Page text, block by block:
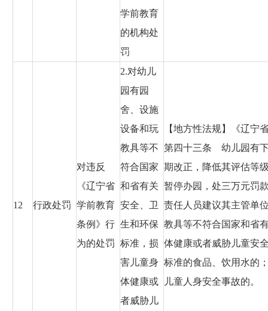
学前教育
的机构处
罚
12 行政处罚
对违反
《辽宁省
学前教育
条例》行
为的处罚
2.对幼儿
园有园
舍、设施
设备和玩
教具等不
符合国家
和省有关
安全、卫
生和环保
标准，损
害儿童身
体健康或
者威胁儿
【地方性法规】《辽宁
第四十三条 幼儿园有
期改正，降低其评估等
暂停办园，处三万元罚
责任人员建议其主管单
教具等不符合国家和省
体健康或者威胁儿童安
标准的食品、饮用水的
儿童人身安全事故的。